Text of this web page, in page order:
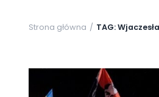
Strona główna TAG: